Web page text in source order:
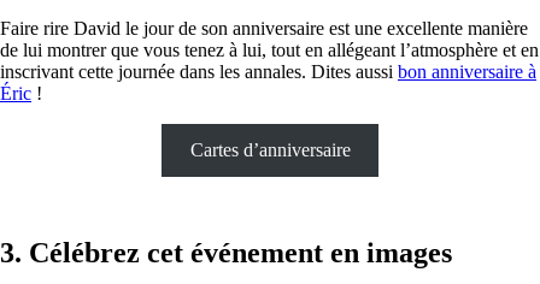
Faire rire David le jour de son anniversaire est une excellente manière
de lui montrer que vous tenez à lui, tout en allégeant l’atmosphère et en
inscrivant cette journée dans les annales. Dites aussi bon anniversaire à
Éric !
Cartes d’anniversaire
3. Célébrez cet événement en images